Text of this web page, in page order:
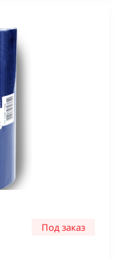
Под заказ